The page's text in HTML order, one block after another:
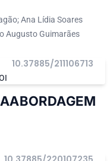
Ana Lídia Soares
Augusto Guimarães
10.37885/211106713